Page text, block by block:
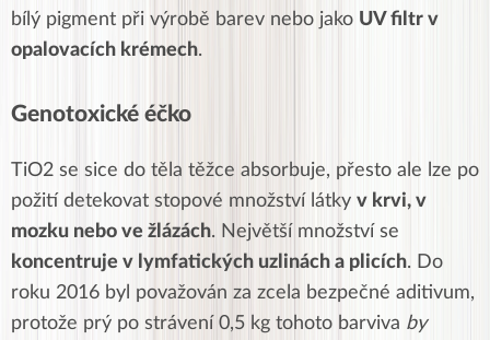
bílý pigment při výrobě barev nebo jako UV filtr v
opalovacích krémech.
Genotoxické éčko
TiO2 se sice do těla těžce absorbuje, přesto ale lze po
požití detekovat stopové množství látky v krvi, v
mozku nebo ve žlázách. Největší množství se
koncentruje v lymfatických uzlinách a plicích. Do
roku 2016 byl považován za zcela bezpečné aditivum,
protože prý po strávení 0,5 kg tohoto barviva by